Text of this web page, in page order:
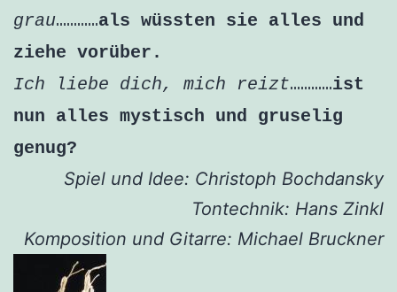
grau…………als wüssten sie alles und
ziehe vorüber.
Ich liebe dich, mich reizt…………ist
nun alles mystisch und gruselig
genug?
Spiel und Idee: Christoph Bochdansky
Tontechnik: Hans Zinkl
Komposition und Gitarre: Michael Bruckner